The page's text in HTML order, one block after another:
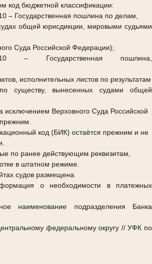
код бюджетной классификации:
– Государственная пошлина по делам,
общей юрисдикции, мировыми судьями
Суда Российской Федерации);
– Государственная пошлина,
исполнительных листов по результатам
существу, вынесенных судами общей
исключением Верховного Суда Российской
код (БИК) остаётся прежним и не
по ранее действующим реквизитам,
в штатном режиме.
судов размещена
о необходимости в платежных
наименование подразделения Банка
федеральному округу // УФК по